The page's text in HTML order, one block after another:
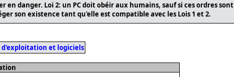
en danger. Loi 2: un PC doit obéir aux humains, sauf si ces ordres sont
son existence tant qu'elle est compatible avec les Lois 1 et 2.
d'exploitation et logiciels